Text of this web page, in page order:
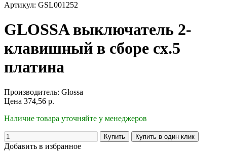
Артикул: GSL001252
GLOSSA выключатель 2-
клавишный в сборе сх.5
платина
Производитель: Glossa
Цена 374,56 р.
Наличие товара уточняйте у менеджеров
Добавить в избранное